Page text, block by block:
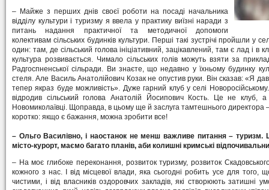
– Майже з перших днів своєї роботи на посаді начальника
відділу культури і туризму я ввела у практику виїзні наради з
питань надання практичної та методичної допомоги
колективам сільських будинків культури. Перші такі зустрічі пройшли у
один: там, де сільський голова ініціативний, зацікавлений, там є лад і в
культура розвивається. Чимало сільських голів можуть взяти за
Радгоспненської сільради. Ви знаєте, що недавно у їхньому будинку
стеля. Але Василь Анатолійович Козак не опустив руки. Він сказав: «Я
тепер якраз буде можливість». Дуже гарний клуб у селі
відродив сільський голова Анатолій Йосипович Кость. Це не клуб,
Новомиколаївці. Щоправда, в цьому ще й заслуга тамтешнього
коротко: якщо є бажання, можна зробити все!
– Ольго Василівно, і наостанок не менш важливе питання –
місто-курорт, маємо багато планів, аби колишні кримські
– На моє глибоке переконання, розвиток туризму, розвиток
кожного з нас. І від місцевої влади, яка сьогодні робить усе для
чистими, і від власників оздоровчих закладів, які створюють затишні